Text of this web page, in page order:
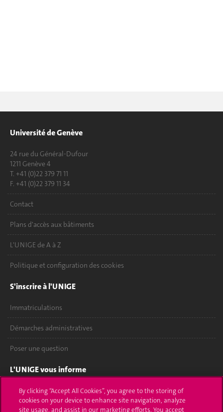
Université de Genève
24 rue du Général-Dufour
1211 Genève 4
T. +41 (0)22 379 71 11
F. +41 (0)22 379 11 34
Contact
Plans d'accès aux bâtiments
L'UNIGE de A à Z
Politique et configuration des cookies
S'inscrire à l'UNIGE
Immatriculations
Démarches administratives
Poser une question
L'UNIGE vous informe
UNIGE Mobile
By clicking “Accept All Cookies”, you agree to the storing of
cookies on your device to enhance site navigation, analyze
site usage, and assist in our marketing efforts. You accept